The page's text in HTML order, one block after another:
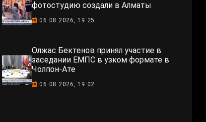
фотостудию создали в Алматы
06.08.2026, 19:25
Олжас Бектенов принял участие в
заседании ЕМПС в узком формате в
Чолпон-Ате
06.08.2026, 19:02